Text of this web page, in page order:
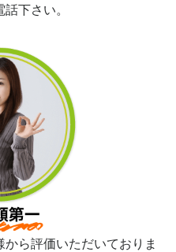
下さい。
ら評価いただいておりま